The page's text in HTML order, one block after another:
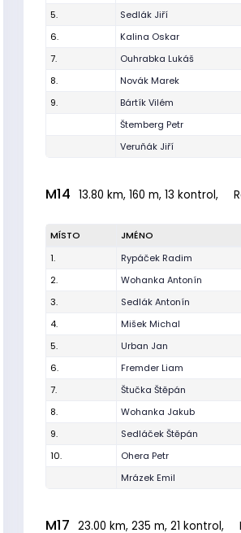
5.
Sedlák Jiří
6.
Kalina Oskar
7.
Ouhrabka Lukáš
8.
Novák Marek
9.
Bártík Vilém
Štemberg Petr
Veruňák Jiří
M14 13.80 km, 160 m, 13 kontrol,
MÍSTO JMÉNO
1.
Rypáček Radim
2.
Wohanka Antonín
3.
Sedlák Antonín
4.
Mišek Michal
5.
Urban Jan
6.
Fremder Liam
7.
Štučka Štěpán
8.
Wohanka Jakub
9.
Sedláček Štěpán
10.
Ohera Petr
Mrázek Emil
M17 23.00 km, 235 m, 21 kontrol,